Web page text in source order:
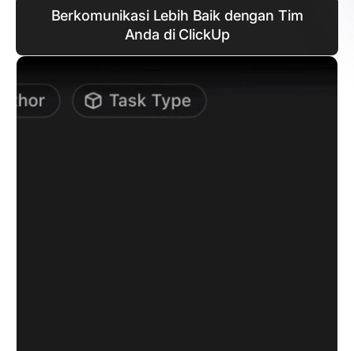
Berkomunikasi Lebih Baik dengan Tim
Anda di ClickUp